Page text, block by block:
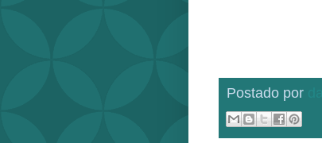
Postado por